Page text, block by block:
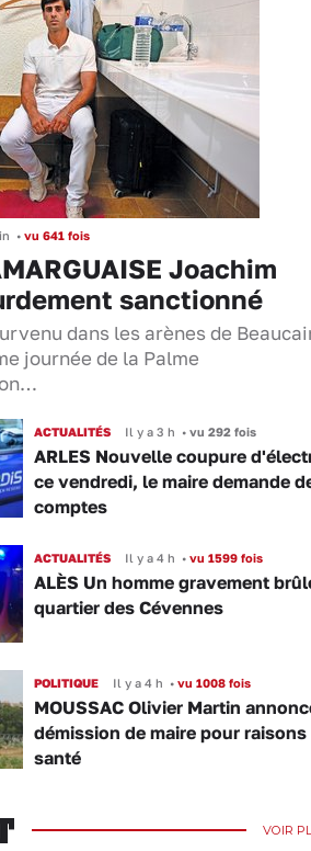
• vu 641 fois
Joachim
sanctionné
dans les arènes de
journée de la Palme
ACTUALITÉS Il y a 3 h •vu 292 fois
ARLES Nouvelle coupure
ce vendredi, le maire demande
comptes
ACTUALITÉS Il y a 4 h •vu 1599 fois
ALÈS Un homme gravement
quartier des Cévennes
POLITIQUE Il y a 4 h •vu 1008 fois
MOUSSAC Olivier Martin
démission de maire pour raisons
santé
VOIR